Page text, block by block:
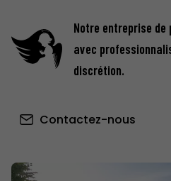
Notre entreprise
avec
discrétion.
Contactez-nous